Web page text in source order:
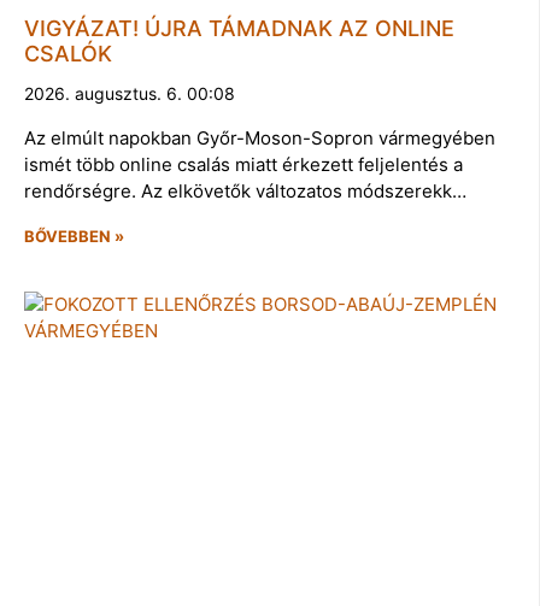
VIGYÁZAT! ÚJRA TÁMADNAK AZ ONLINE
CSALÓK
2026. augusztus. 6. 00:08
Az elmúlt napokban Győr-Moson-Sopron vármegyében
ismét több online csalás miatt érkezett feljelentés a
rendőrségre. Az elkövetők változatos módszerekk…
BŐVEBBEN »